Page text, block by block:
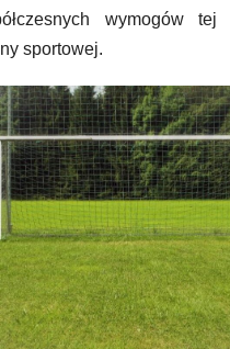
wymogów tej
sportowej.